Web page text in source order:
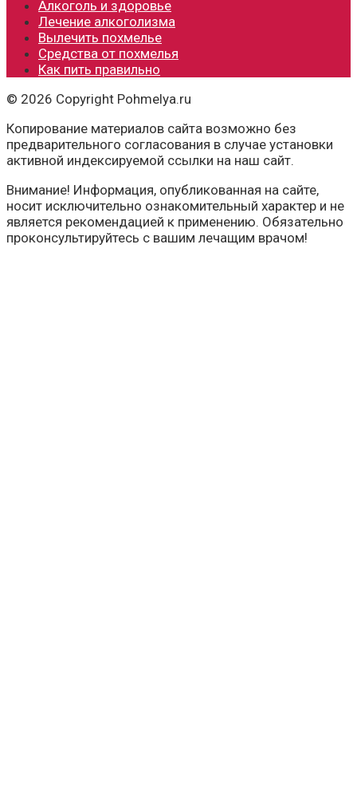
Алкоголь и здоровье
Лечение алкоголизма
Вылечить похмелье
Средства от похмелья
Как пить правильно
© 2026 Copyright Pohmelya.ru
Копирование материалов сайта возможно без
предварительного согласования в случае установки
активной индексируемой ссылки на наш сайт.
Внимание! Информация, опубликованная на сайте,
носит исключительно ознакомительный характер и не
является рекомендацией к применению. Обязательно
проконсультируйтесь с вашим лечащим врачом!